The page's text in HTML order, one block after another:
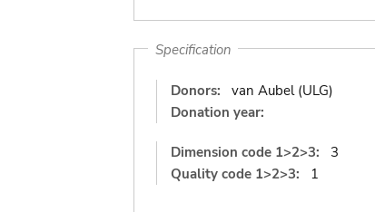
Specification
Donors:
van Aubel (ULG)
Donation year:
Dimension code 1>2>3:
3
Quality code 1>2>3:
1